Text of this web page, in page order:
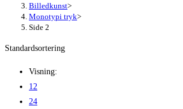
Billedkunst>
Monotypi tryk>
Side 2
Standardsortering
Visning:
12
24